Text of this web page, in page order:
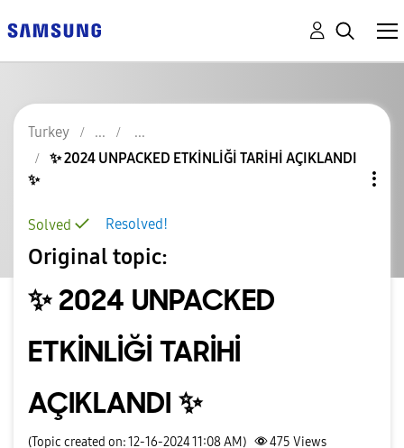
Turkey
✨️ 2024 UNPACKED ETKİNLİĞİ TARİHİ AÇIKLANDI
✨️
Resolved!
Solved
Original topic:
✨️ 2024 UNPACKED
ETKİNLİĞİ TARİHİ
AÇIKLANDI ✨️
(Topic created on: 12-16-2024 11:08 AM) 475 Views